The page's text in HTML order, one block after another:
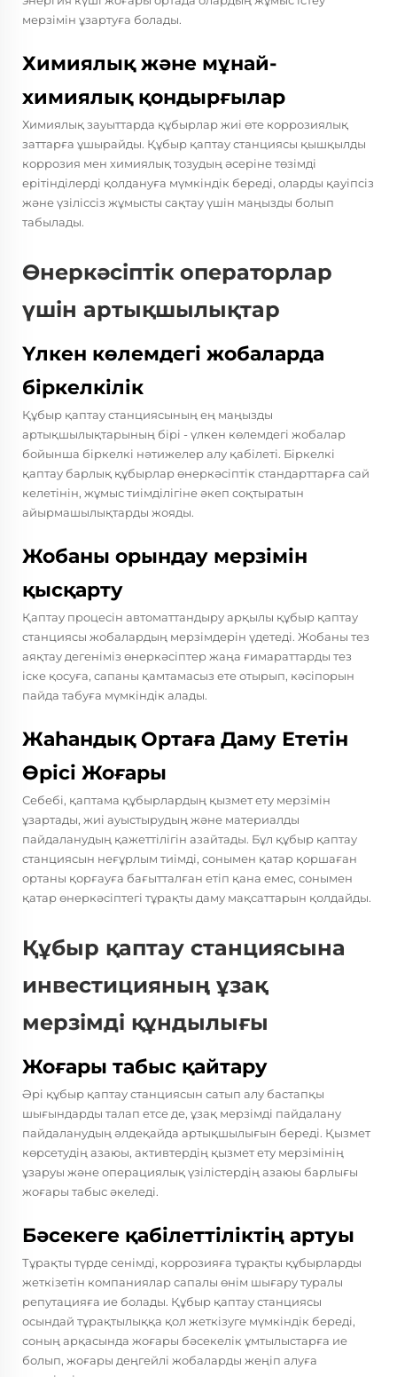
мерзімін ұзартуға болады.
Химиялық және мұнай-
химиялық қондырғылар
Химиялық зауыттарда құбырлар жиі өте коррозиялық
заттарға ұшырайды. Құбыр қаптау станциясы қышқылды
коррозия мен химиялық тозудың әсеріне төзімді
ерітінділерді қолдануға мүмкіндік береді, оларды қауіпсіз
және үзіліссіз жұмысты сақтау үшін маңызды болып
табылады.
Өнеркәсіптік операторлар
үшін артықшылықтар
Үлкен көлемдегі жобаларда
біркелкілік
Құбыр қаптау станциясының ең маңызды
артықшылықтарының бірі - үлкен көлемдегі жобалар
бойынша біркелкі нәтижелер алу қабілеті. Біркелкі
қаптау барлық құбырлар өнеркәсіптік стандарттарға сай
келетінін, жұмыс тиімділігіне әкеп соқтыратын
айырмашылықтарды жояды.
Жобаны орындау мерзімін
қысқарту
Қаптау процесін автоматтандыру арқылы құбыр қаптау
станциясы жобалардың мерзімдерін үдетеді. Жобаны тез
аяқтау дегеніміз өнеркәсіптер жаңа ғимараттарды тез
іске қосуға, сапаны қамтамасыз ете отырып, кәсіпорын
пайда табуға мүмкіндік алады.
Жаһандық Ортаға Даму Ететін
Өрісі Жоғары
Себебі, қаптама құбырлардың қызмет ету мерзімін
ұзартады, жиі ауыстырудың және материалды
пайдаланудың қажеттілігін азайтады. Бұл құбыр қаптау
станциясын неғұрлым тиімді, сонымен қатар қоршаған
ортаны қорғауға бағытталған етіп қана емес, сонымен
қатар өнеркәсіптегі тұрақты даму мақсаттарын қолдайды.
Құбыр қаптау станциясына
инвестицияның ұзақ
мерзімді құндылығы
Жоғары табыс қайтару
Әрі құбыр қаптау станциясын сатып алу бастапқы
шығындарды талап етсе де, ұзақ мерзімді пайдалану
пайдаланудың әлдеқайда артықшылығын береді. Қызмет
көрсетудің азаюы, активтердің қызмет ету мерзімінің
ұзаруы және операциялық үзілістердің азаюы барлығы
жоғары табыс әкеледі.
Бәсекеге қабілеттіліктің артуы
Тұрақты түрде сенімді, коррозияға тұрақты құбырларды
жеткізетін компаниялар сапалы өнім шығару туралы
репутацияға ие болады. Құбыр қаптау станциясы
осындай тұрақтылыққа қол жеткізуге мүмкіндік береді,
соның арқасында жоғары бәсекелік ұмтылыстарға ие
болып, жоғары деңгейлі жобаларды жеңіп алуға